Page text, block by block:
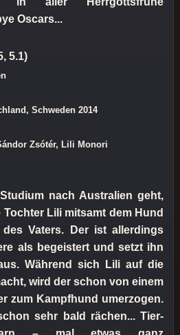
Oscars...
5.1)
Schweden 2014
Zsótér, Lili Monori
nach Australien geht,
Lili mitsamt dem Hund
Vaters. Der ist allerdings
als begeistert und setzt ihn
Während sich Lili auf die
wird der schon von einem
zum Kampfhund umerzogen.
sehr bald rächen... Tier-